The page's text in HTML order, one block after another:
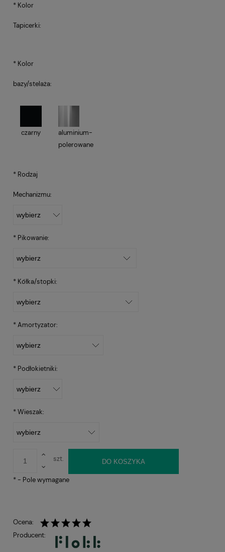
* Kolor
Tapicerki:
* Kolor
bazy/stelaża:
czarny
aluminium-
polerowane
* Rodzaj
Mechanizmu:
* Pikowanie:
* Kółka/stopki:
*Amortyzator:
* Podłokietniki:
*Wieszak:
szt. DO KOSZYKA
*- Pole wymagane
Ocena:
Producent: